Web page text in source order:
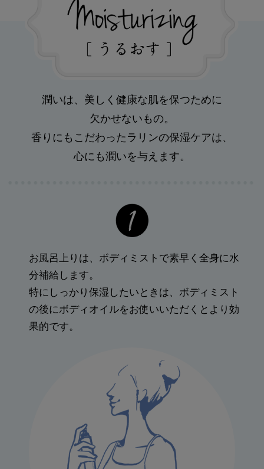
潤いは、美しく健康な肌を保つために
欠かせないもの。
香りにもこだわったラリンの保湿ケアは、
心にも潤いを与えます。
お風呂上りは、ボディミストで素早く全身に水
分補給します。
特にしっかり保湿したいときは、ボディミスト
の後にボディオイルをお使いいただくとより効
果的です。